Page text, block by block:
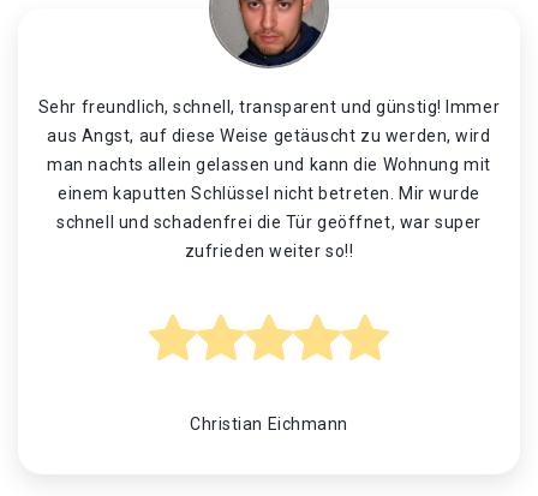
Sehr freundlich, schnell, transparent und günstig! Immer
aus Angst, auf diese Weise getäuscht zu werden, wird
man nachts allein gelassen und kann die Wohnung mit
einem kaputten Schlüssel nicht betreten. Mir wurde
schnell und schadenfrei die Tür geöffnet, war super
zufrieden weiter so!!
Christian Eichmann